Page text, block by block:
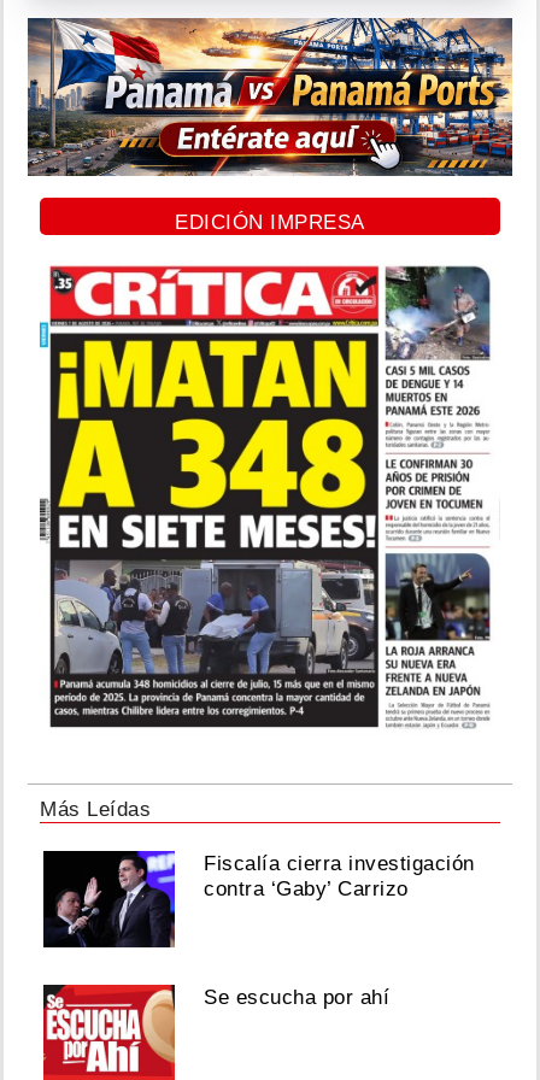
EDICIÓN IMPRESA
Más Leídas
Fiscalía cierra investigación
contra ‘Gaby’ Carrizo
Se escucha por ahí